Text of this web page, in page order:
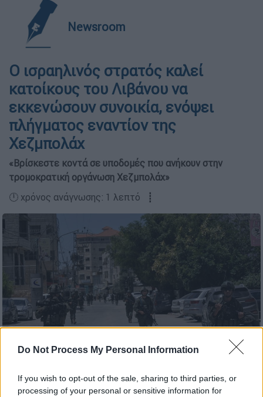
Do Not Process My Personal Information
If you wish to opt-out of the sale, sharing to third parties, or
processing of your personal or sensitive information for
Newsroom
Ο ισραηλινός στρατός καλεί
κατοίκους του Λιβάνου να
εκκενώσουν συνοικία, ενόψει
πλήγματος εναντίον της
Χεζμπολάχ
«Βρίσκεστε κοντά σε υποδομές που ανήκουν στην
τρομοκρατική οργάνωση Χεζμπολάχ»
🕛 χρόνος ανάγνωσης: 1 λεπτό ┋